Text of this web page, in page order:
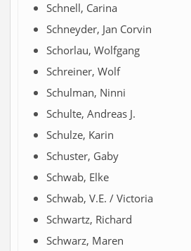
Schnell, Carina
Schneyder, Jan Corvin
Schorlau, Wolfgang
Schreiner, Wolf
Schulman, Ninni
Schulte, Andreas J.
Schulze, Karin
Schuster, Gaby
Schwab, Elke
Schwab, V.E. / Victoria
Schwartz, Richard
Schwarz, Maren